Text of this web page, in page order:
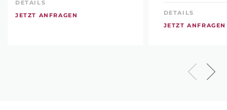
DETAILS
JETZT ANFRAGEN
DETAILS
JETZT ANFRAGEN